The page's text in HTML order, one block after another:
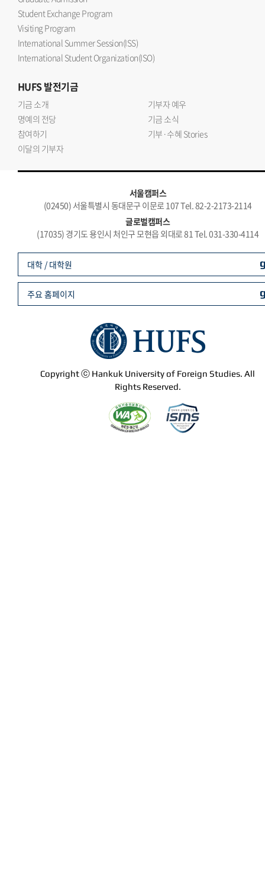
Student Exchange Program
Visiting Program
International Summer Session(ISS)
International Student Organization(ISO)
HUFS발전기금
기금 소개
기부자 예우
명예의 전당
기금 소식
참여하기
기부·수혜 Stories
이달의 기부자
서울캠퍼스
(02450) 서울특별시 동대문구 이문로 107 Tel. 82-2-2173-2114
글로벌캠퍼스
(17035) 경기도 용인시 처인구 모현읍 외대로 81 Tel. 031-330-4114
Copyright ⓒ Hankuk University of Foreign Studies. All
Rights Reserved.
대학 / 대학원
주요 홈페이지